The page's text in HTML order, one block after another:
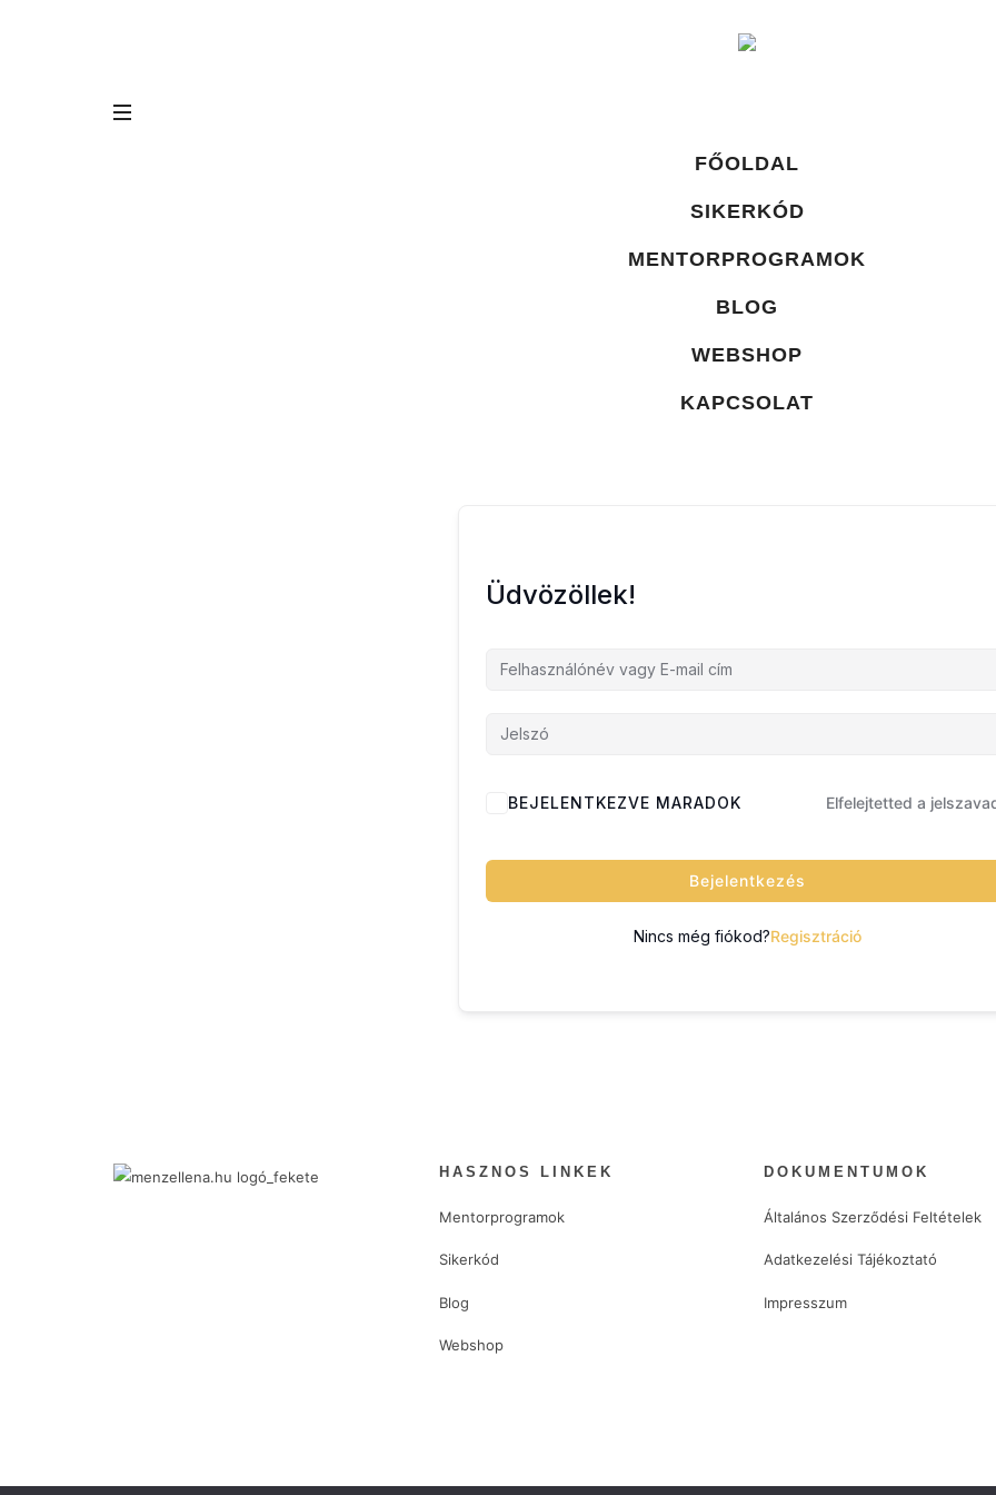
FŐOLDAL
SIKERKÓD
MENTORPROGRAMOK
BLOG
WEBSHOP
KAPCSOLAT
Üdvözöllek!
BEJELENTKEZVE MARADOK Elfelejtetted a
Bejelentkezés
Nincs még fiókod?Regisztráció
HASZNOS LINKEK
Mentorprogramok
Sikerkód
Blog
Webshop
DOKUMENTUMOK
Általános Szerződési Feltételek
Adatkezelési Tájékoztató
Impresszum